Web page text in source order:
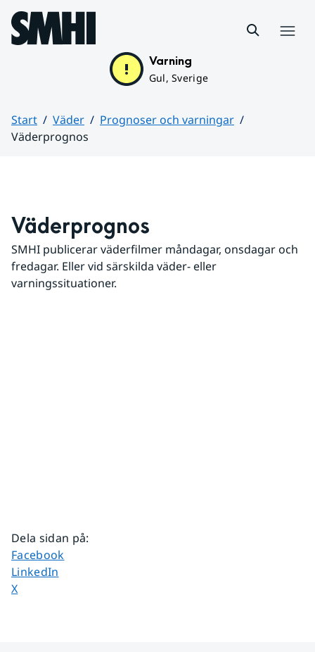
Hoppa till sidans innehåll
Varning
Gul, Sverige
Start Väder
Prognoser och varningar
Väderprognos
Väderprognos
SMHI publicerar väderfilmer måndagar, onsdagar och
fredagar. Eller vid särskilda väder- eller
varningssituationer.
Dela sidan på:
Dela sidan på
Facebook
Dela sidan på
LinkedIn
Dela sidan på
X